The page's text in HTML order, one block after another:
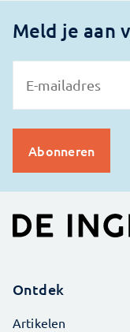
Meld je aan
Ontdek
Artikelen